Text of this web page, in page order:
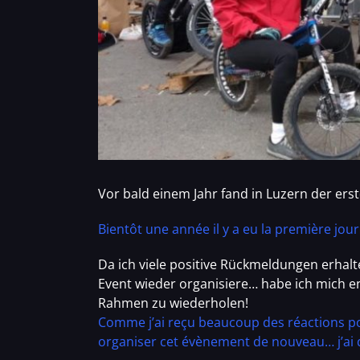
Vor bald einem Jahr fand in Luzern der
Bientôt une année il y a eu la première
Da ich viele positive Rückmeldungen
Event wieder organisiere… habe ich mich
Rahmen zu wiederholen!
Comme j’ai reçu beaucoup des réactions
organiser cet évènement de nouveau…